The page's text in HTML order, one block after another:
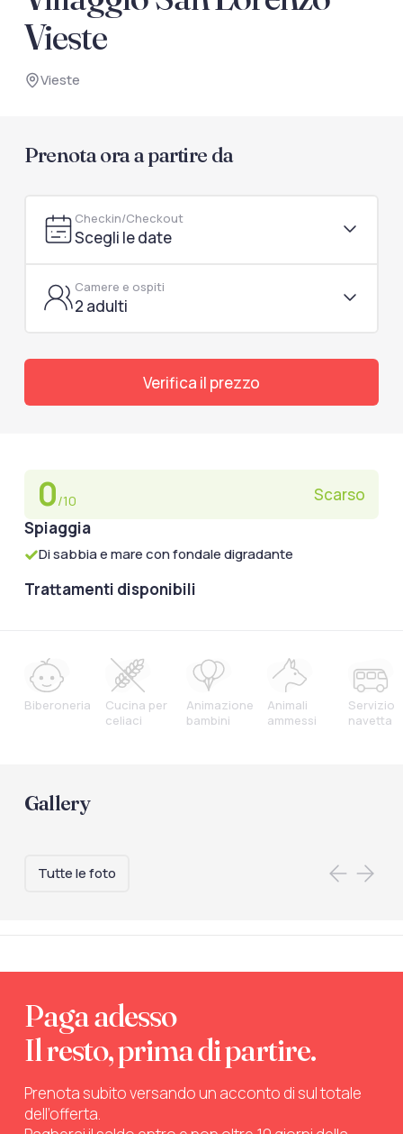
documenti di viaggio.
Vieste
Vieste
Prenota ora a partire da
Checkin/Checkout
Scegli le date
Camere e ospiti
2 adulti
Verifica il prezzo
0/10
Scarso
Spiaggia
Di sabbia e mare con fondale digradante
Trattamenti disponibili
Biberoneria
Cucina per
celiaci
Animazione
bambini
Animali
ammessi
Servizio
navetta
Gallery
Tutte le foto
Paga adesso
Il resto, prima di partire.
Prenota subito versando un acconto di sul totale
dell’offerta.